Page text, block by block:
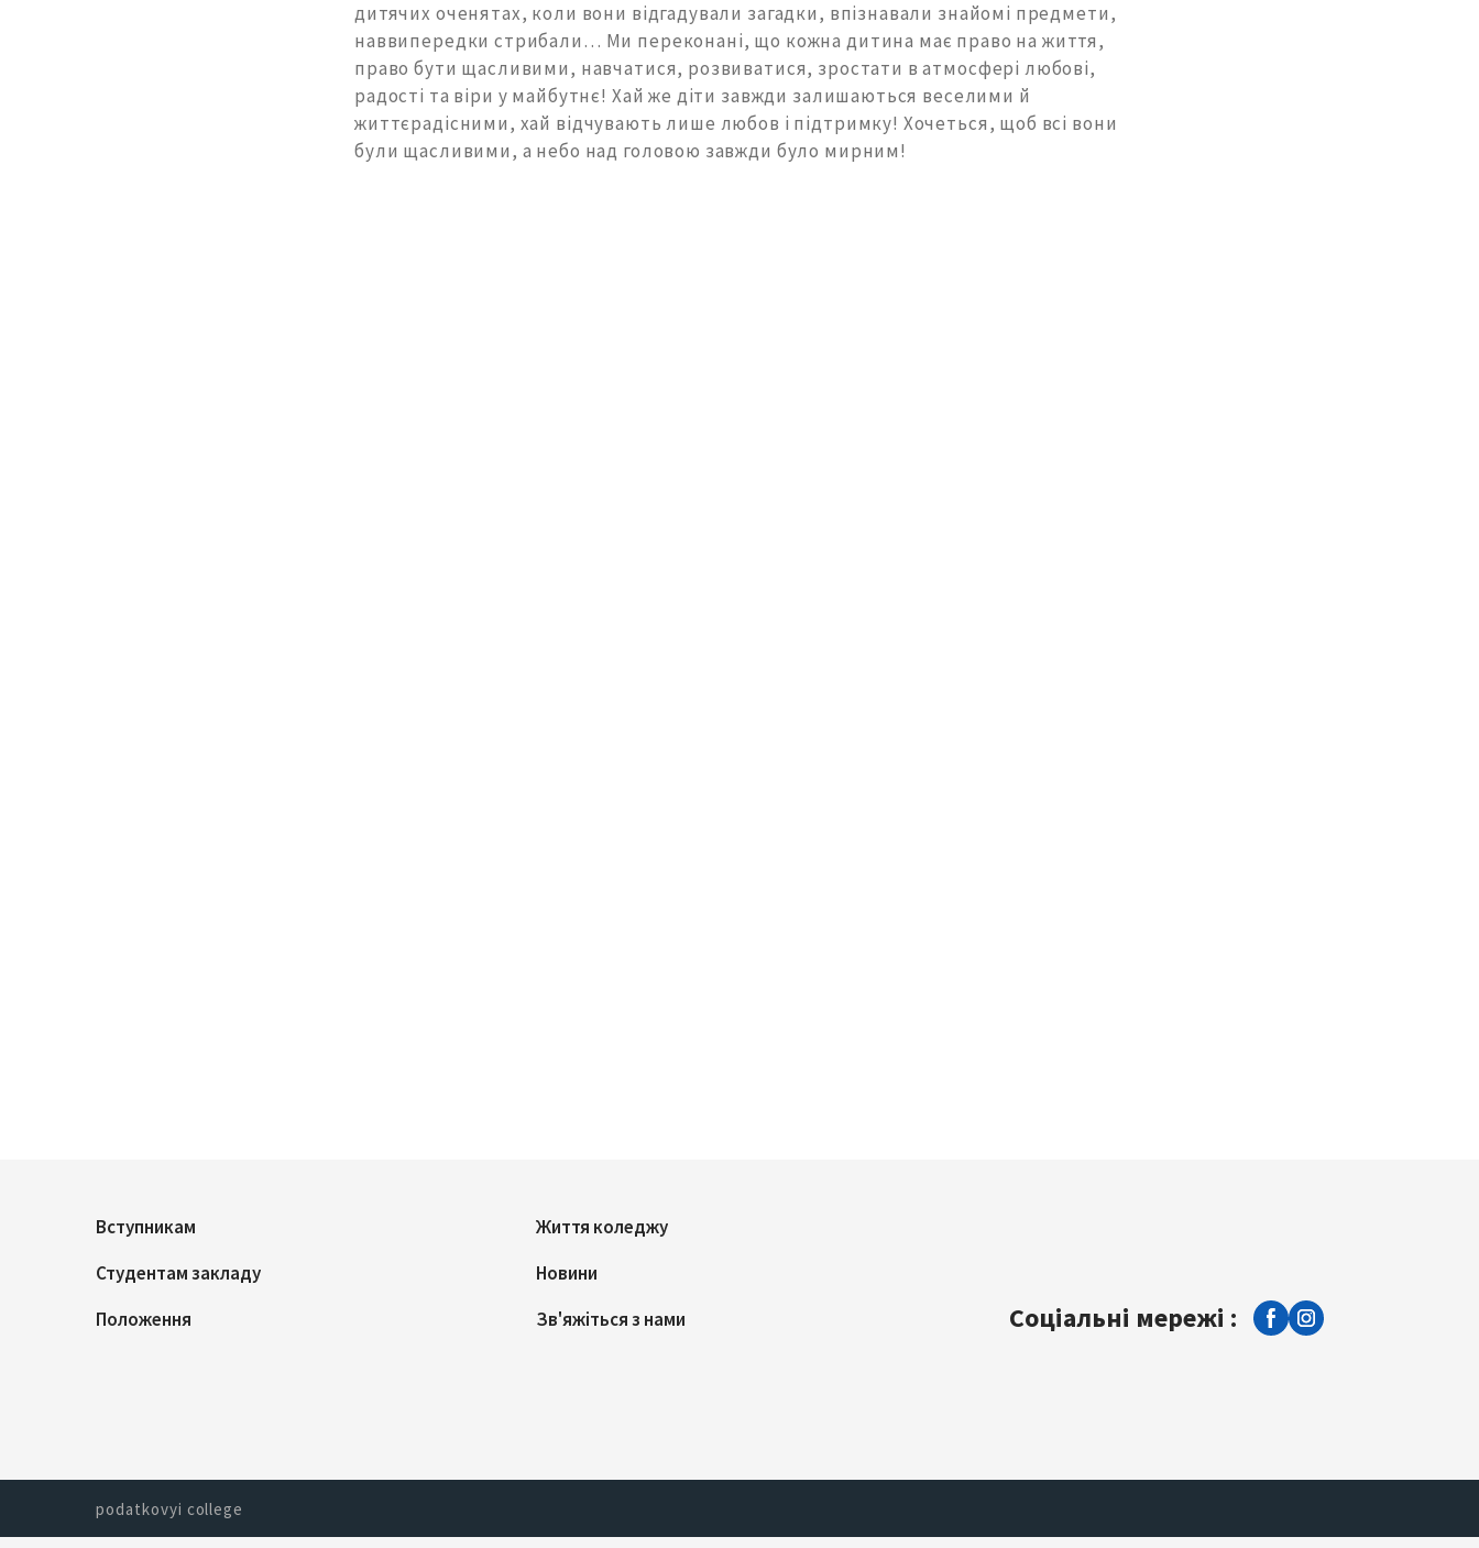
дитячих оченятах, коли вони відгадували загадки, впізнавали знайомі предмети,
наввипередки стрибали… Ми переконані, що кожна дитина має право на життя,
право бути щасливими, навчатися, розвиватися, зростати в атмосфері любові,
радості та віри у майбутнє! Хай же діти завжди залишаються веселими й
життєрадісними, хай відчувають лише любов і підтримку! Хочеться, щоб всі вони
були щасливими, а небо над головою завжди було мирним!
Вступникам
Студентам закладу
Положення
Життя коледжу
Новини
Зв'яжіться з нами
Соціальні мережі :
podatkovyi college